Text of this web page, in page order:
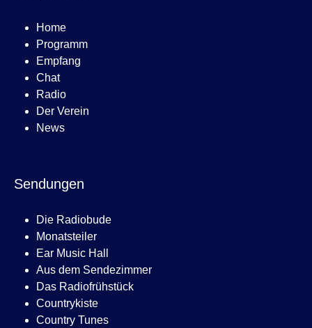
Home
Programm
Empfang
Chat
Radio
Der Verein
News
Sendungen
Die Radiobude
Monatsteiler
Ear Music Hall
Aus dem Sendezimmer
Das Radiofrühstück
Countrykiste
Country Tunes